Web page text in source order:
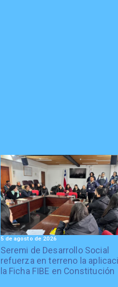
Seremi de Desarrollo Social
refuerza en terreno la
la Ficha FIBE en Constitución
5 de agosto de 2026